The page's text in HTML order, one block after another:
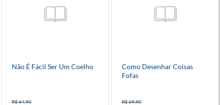
Não É Fácil Ser Um Coelho
R$ 64,90
Como Desenhar Coisas
Fofas
R$ 69,90